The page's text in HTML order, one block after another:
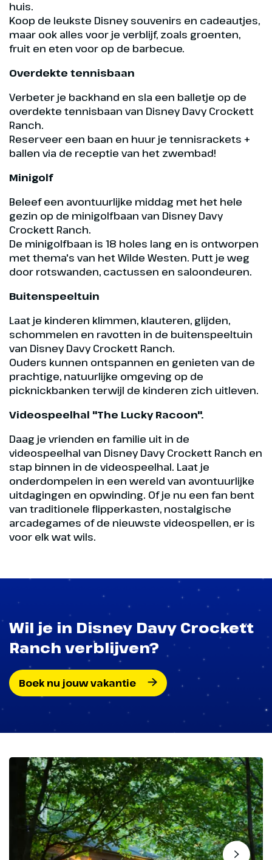
huis.
Koop de leukste Disney souvenirs en cadeautjes,
maar ook alles voor je verblijf, zoals groenten,
fruit en eten voor op de barbecue.
Overdekte tennisbaan
Verbeter je backhand en sla een balletje op de
overdekte tennisbaan van Disney Davy Crockett
Ranch.
Reserveer een baan en huur je tennisrackets +
ballen via de receptie van het zwembad!
Minigolf
Beleef een avontuurlijke middag met het hele
gezin op de minigolfbaan van Disney Davy
Crockett Ranch.
De minigolfbaan is 18 holes lang en is ontworpen
met thema's van het Wilde Westen. Putt je weg
door rotswanden, cactussen en saloondeuren.
Buitenspeeltuin
Laat je kinderen klimmen, klauteren, glijden,
schommelen en ravotten in de buitenspeeltuin
van Disney Davy Crockett Ranch.
Ouders kunnen ontspannen en genieten van de
prachtige, natuurlijke omgeving op de
picknickbanken terwijl de kinderen zich uitleven.
Videospeelhal "The Lucky Racoon".
Daag je vrienden en familie uit in de
videospeelhal van Disney Davy Crockett Ranch en
stap binnen in de videospeelhal. Laat je
onderdompelen in een wereld van avontuurlijke
uitdagingen en opwinding. Of je nu een fan bent
van traditionele flipperkasten, nostalgische
arcadegames of de nieuwste videospellen, er is
voor elk wat wils.
Wil je in Disney Davy Crockett
Ranch verblijven?
Boek nu jouw vakantie